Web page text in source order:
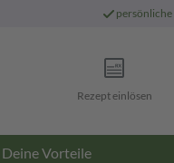
persönliche
Rezept einlösen
Deine Vorteile